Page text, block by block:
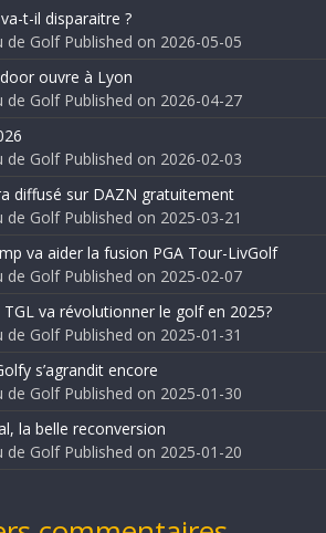
t-il disparaitre ?
de Golf Published on 2026-05-05
ouvre à Lyon
de Golf Published on 2026-04-27
de Golf Published on 2026-02-03
diffusé sur DAZN gratuitement
de Golf Published on 2025-03-21
va aider la fusion PGA Tour-LivGolf
de Golf Published on 2025-02-07
va révolutionner le golf en 2025?
de Golf Published on 2025-01-31
s’agrandit encore
de Golf Published on 2025-01-30
la belle reconversion
de Golf Published on 2025-01-20